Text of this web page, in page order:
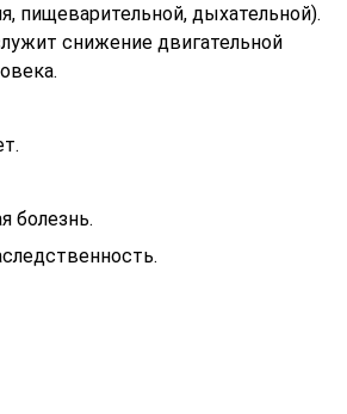
пищеварительной, дыхательной).
снижение двигательной
болезнь.